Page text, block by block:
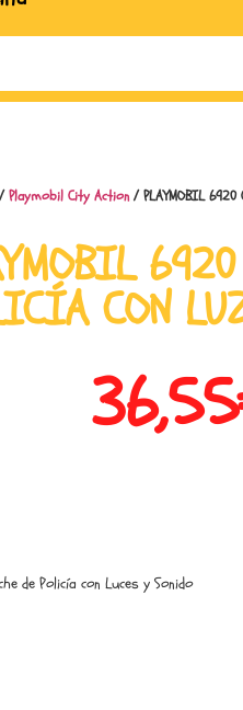
Playmobil City Action/ PLAYMOBIL 6920
CON
36,55
de Policía con Luces y Sonido